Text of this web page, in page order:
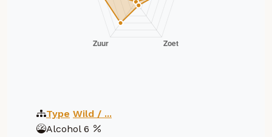
Type Wild / ...
Alcohol 6